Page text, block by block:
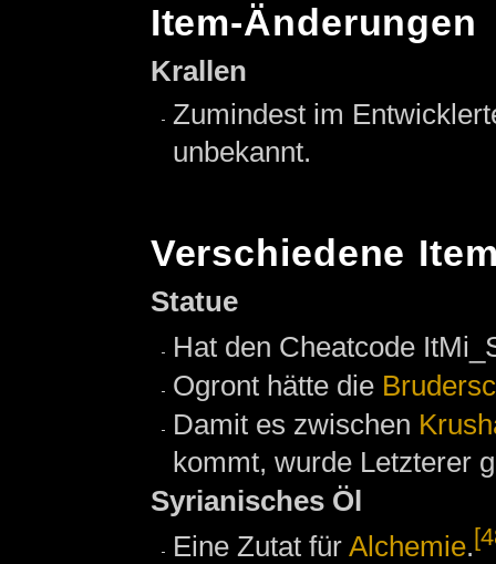
Item-Änderungen
Krallen
Zumindest im
unbekannt.
Verschiedene
Statue
Hat den Cheatcode
Ogront hätte die
Damit es zwischen
kommt, wurde Letzterer
Syrianisches Öl
Eine Zutat für Alchemie.